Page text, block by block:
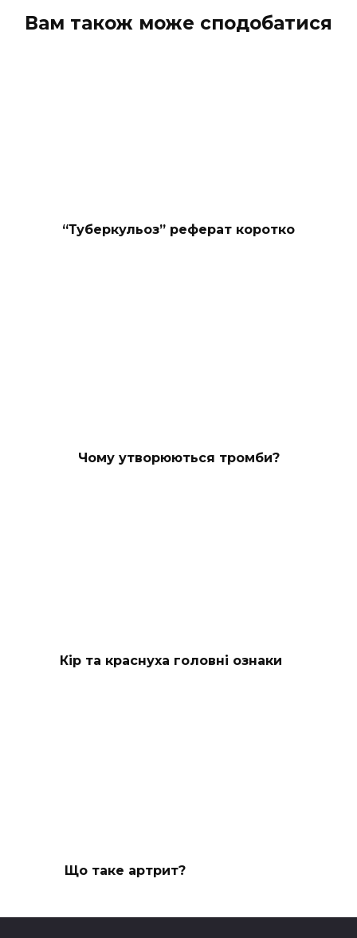
Вам також може сподобатися
“Туберкульоз” реферат коротко
Чому утворюються тромби?
Кір та краснуха головні ознаки
Що таке артрит?